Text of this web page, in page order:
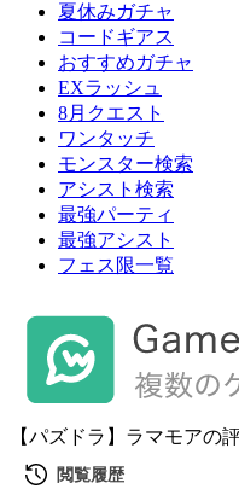
夏休みガチャ
コードギアス
おすすめガチャ
EXラッシュ
8月クエスト
ワンタッチ
モンスター検索
アシスト検索
最強パーティ
最強アシスト
フェス限一覧
【パズドラ】ラマモアの